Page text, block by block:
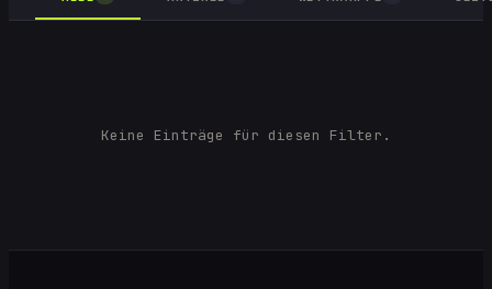
Keine Einträge für diesen Filter.